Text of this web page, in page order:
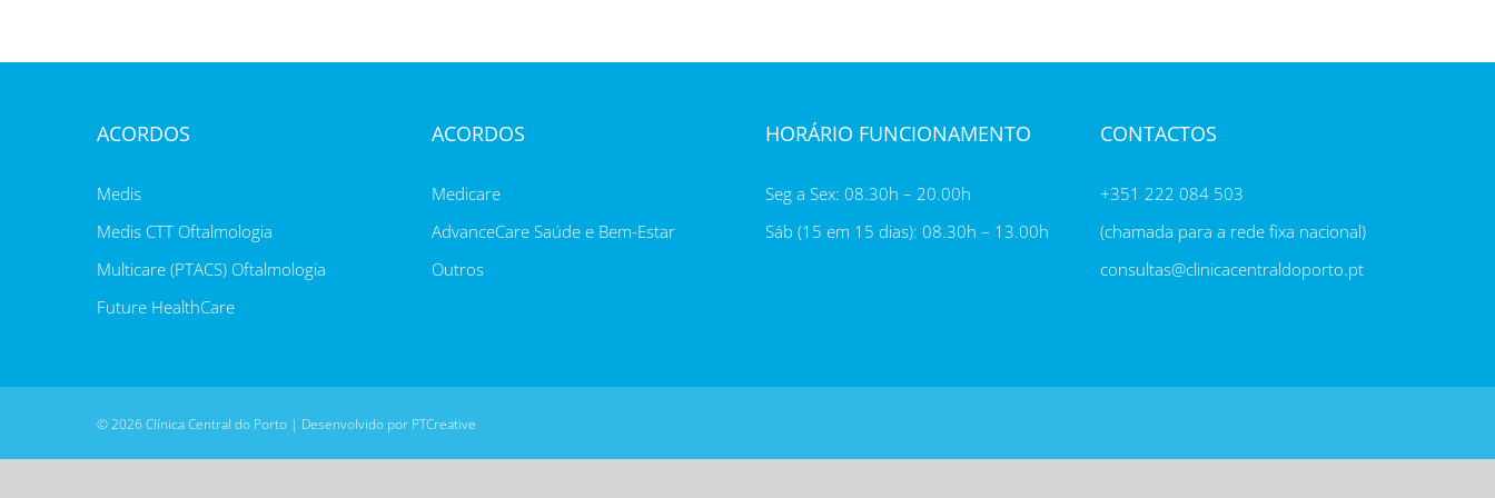
ACORDOS
Medis
Medis CTT Oftalmologia
Multicare (PTACS) Oftalmologia
Future HealthCare
ACORDOS
Medicare
AdvanceCare Saúde e Bem-Estar
Outros
HORÁRIO FUNCIONAMENTO
Seg a Sex: 08.30h – 20.00h
Sáb (15 em 15 dias): 08.30h – 13.00h
CONTACTOS
+351 222 084 503
(chamada para a rede fixa nacional)
consultas@clinicacentraldoporto.pt
©2026 Clínica Central do Porto | Desenvolvido por PTCreative